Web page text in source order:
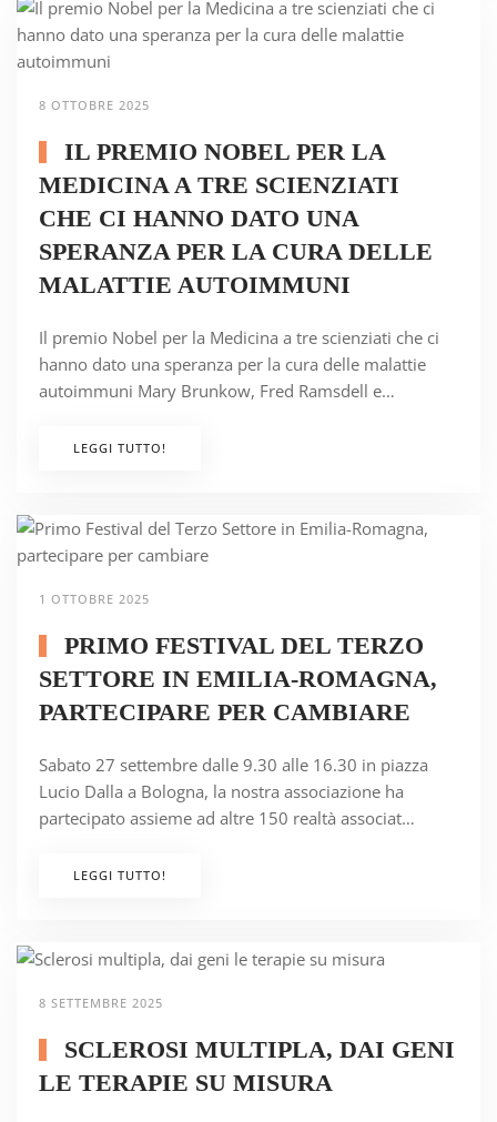
8 OTTOBRE 2025
IL PREMIO NOBEL PER LA
MEDICINA A TRE SCIENZIATI
CHE CI HANNO DATO UNA
SPERANZA PER LA CURA DELLE
MALATTIE AUTOIMMUNI
Il premio Nobel per la Medicina a tre scienziati che ci
hanno dato una speranza per la cura delle malattie
autoimmuni Mary Brunkow, Fred Ramsdell e…
LEGGI TUTTO!
1 OTTOBRE 2025
PRIMO FESTIVAL DEL TERZO
SETTORE IN EMILIA-ROMAGNA,
PARTECIPARE PER CAMBIARE
Sabato 27 settembre dalle 9.30 alle 16.30 in piazza
Lucio Dalla a Bologna, la nostra associazione ha
partecipato assieme ad altre 150 realtà associat…
LEGGI TUTTO!
8 SETTEMBRE 2025
SCLEROSI MULTIPLA, DAI GENI
LE TERAPIE SU MISURA